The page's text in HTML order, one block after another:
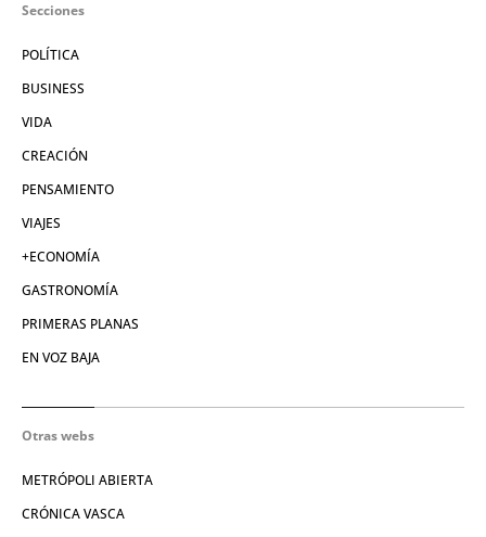
Secciones
POLÍTICA
BUSINESS
VIDA
CREACIÓN
PENSAMIENTO
VIAJES
+ECONOMÍA
GASTRONOMÍA
PRIMERAS PLANAS
EN VOZ BAJA
Otras webs
METRÓPOLI ABIERTA
CRÓNICA VASCA